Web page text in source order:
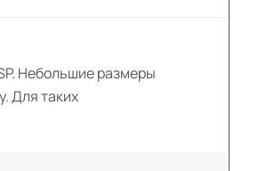
Небольшие размеры
Для таких